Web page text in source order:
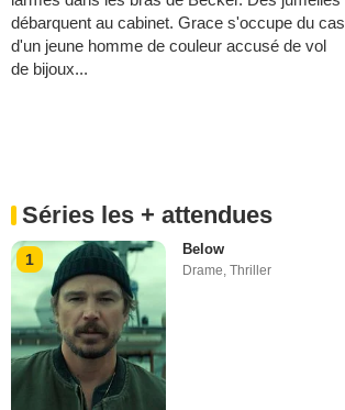
débarquent au cabinet. Grace s'occupe du cas
d'un jeune homme de couleur accusé de vol
de bijoux...
Séries les + attendues
1
Below
Drame,Thriller